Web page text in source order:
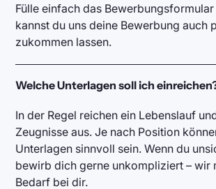
Fülle einfach das
kannst du uns deine Bewerbung auch
zukommen lassen.
Welche Unterlagen soll ich
In der Regel reichen ein Lebenslauf
Zeugnisse aus. Je nach Position
Unterlagen sinnvoll sein. Wenn du
bewirb dich gerne unkompliziert – wir
Bedarf bei dir.